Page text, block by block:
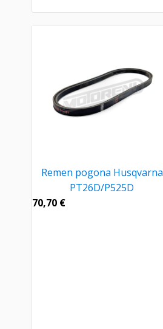
Remen pogona Husqvarna
PT26D/P525D
70,70 €